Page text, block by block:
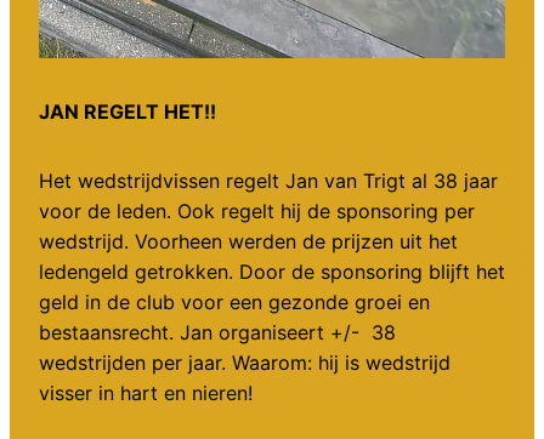
JAN REGELT HET!!
Het wedstrijdvissen regelt Jan van Trigt al 38 jaar
voor de leden. Ook regelt hij de sponsoring per
wedstrijd. Voorheen werden de prijzen uit het
ledengeld getrokken. Door de sponsoring blijft het
geld in de club voor een gezonde groei en
bestaansrecht. Jan organiseert +/- 38
wedstrijden per jaar. Waarom: hij is wedstrijd
visser in hart en nieren!